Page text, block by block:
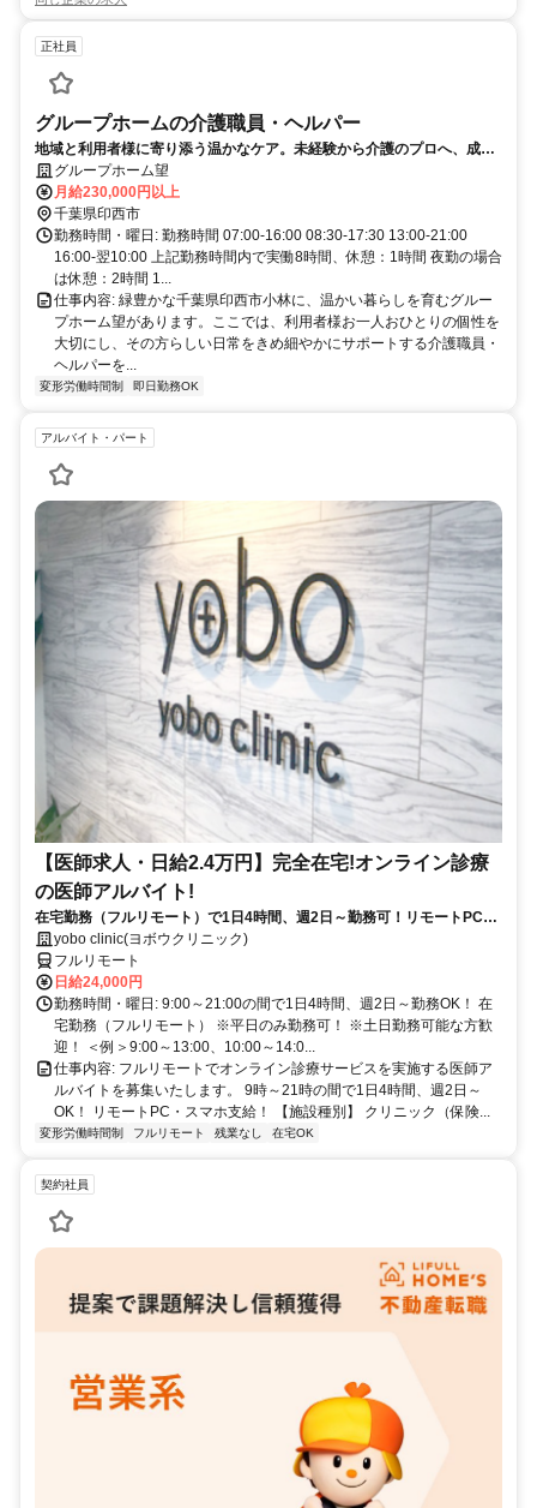
正社員
グループホームの介護職員・ヘルパー
地域と利用者様に寄り添う温かなケア。未経験から介護のプロへ、成長
を実感できる環境です。
グループホーム望
月給230,000円以上
千葉県印西市
勤務時間・曜日: 勤務時間 07:00‐16:00 08:30‐17:30 13:00‐21:00
16:00‐翌10:00 上記勤務時間内で実働8時間、休憩：1時間 夜勤の場合
は休憩：2時間 1...
仕事内容: 緑豊かな千葉県印西市小林に、温かい暮らしを育むグルー
プホーム望があります。ここでは、利用者様お一人おひとりの個性を
大切にし、その方らしい日常をきめ細やかにサポートする介護職員・
ヘルパーを...
変形労働時間制 即日勤務OK
アルバイト・パート
【医師求人・日給2.4万円】完全在宅!オンライン診療
の医師アルバイト!
在宅勤務（フルリモート）で1日4時間、週2日～勤務可！リモートPC・
スマホ支給！
yobo clinic(ヨボウクリニック)
フルリモート
日給24,000円
勤務時間・曜日: 9:00～21:00の間で1日4時間、週2日～勤務OK！ 在
宅勤務（フルリモート） ※平日のみ勤務可！ ※土日勤務可能な方歓
迎！ ＜例＞9:00～13:00、10:00～14:0...
仕事内容: フルリモートでオンライン診療サービスを実施する医師ア
ルバイトを募集いたします。 9時～21時の間で1日4時間、週2日～
OK！ リモートPC・スマホ支給！ 【施設種別】 クリニック（保険...
変形労働時間制 フルリモート 残業なし 在宅OK
契約社員